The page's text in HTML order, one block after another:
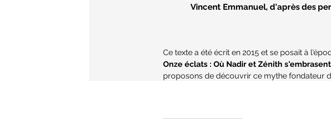
Vincent Emmanuel, d'après des
Ce texte a été écrit en 2015 et se posait à
Onze éclats : Où Nadir et Zénith
proposons de découvrir ce mythe fondateur